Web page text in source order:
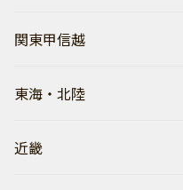
関東甲信越
東海・北陸
近畿